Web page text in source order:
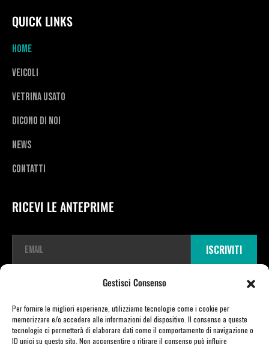
Gestisci Consenso
Per fornire le migliori esperienze, utilizziamo tecnologie come i cookie per
memorizzare e/o accedere alle informazioni del dispositivo. Il consenso a queste
tecnologie ci permetterà di elaborare dati come il comportamento di navigazione o
ID unici su questo sito. Non acconsentire o ritirare il consenso può influire
QUICK LINKS
Home
Veicoli
Vetrina usato
Dicono di noi
News
Contatti
RICEVI LE ANTEPRIME
a
ISCRIVITI